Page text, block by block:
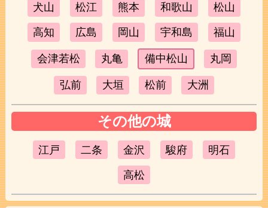
犬山 松江 熊本 和歌山 松山
高知 広島 岡山 宇和島 福山
会津若松 丸亀 備中松山 丸岡
弘前 大垣 松前 大洲
その他の城
江戸 二条 金沢 駿府 明石
高松